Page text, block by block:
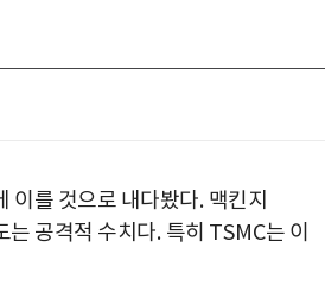
이를 것으로 내다봤다. 맥킨지
는 공격적 수치다. 특히 TSMC는 이